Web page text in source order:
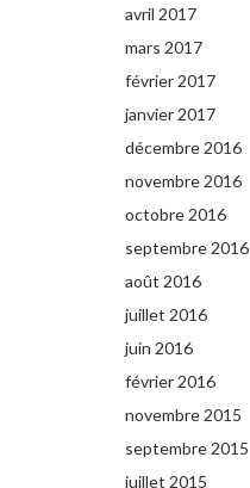
avril 2017
mars 2017
février 2017
janvier 2017
décembre 2016
novembre 2016
octobre 2016
septembre 2016
août 2016
juillet 2016
juin 2016
février 2016
novembre 2015
septembre 2015
juillet 2015